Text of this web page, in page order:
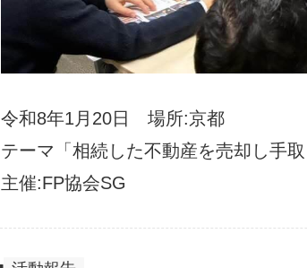
令和8年1月20日 場所:京都
テーマ「相続した不動産を売却し手取
主催:FP協会SG